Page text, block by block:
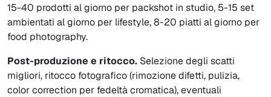
15-40 prodotti al giorno per packshot in studio, 5-15 set
ambientati al giorno per lifestyle, 8-20 piatti al giorno per
food photography.
Post-produzione e ritocco. Selezione degli scatti
migliori, ritocco fotografico (rimozione difetti, pulizia,
color correction per fedeltà cromatica), eventuali